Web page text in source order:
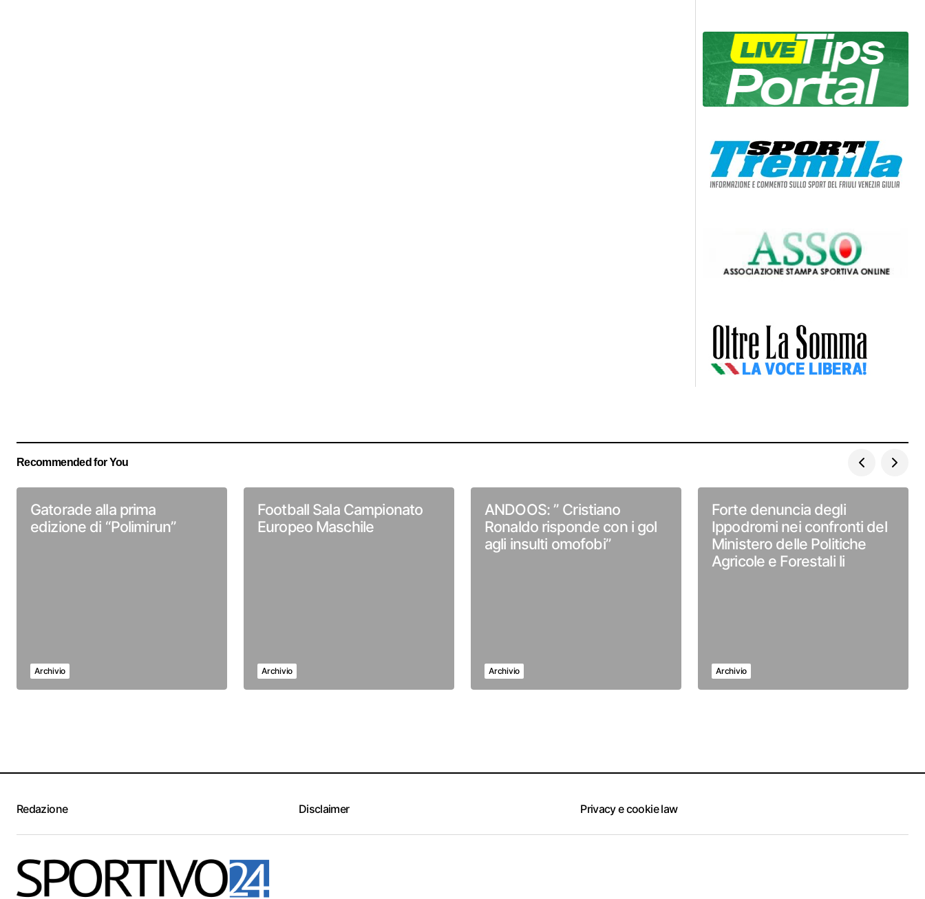
Recommended for You
Gatorade alla prima
edizione di “Polimirun”
Archivio
Football Sala Campionato
Europeo Maschile
Archivio
ANDOOS: ” Cristiano
Ronaldo risponde con i gol
agli insulti omofobi”
Archivio
Forte denuncia degli
Ippodromi nei confronti del
Ministero delle Politiche
Agricole e Forestali li
Archivio
Redazione Disclaimer Privacy e cookie law